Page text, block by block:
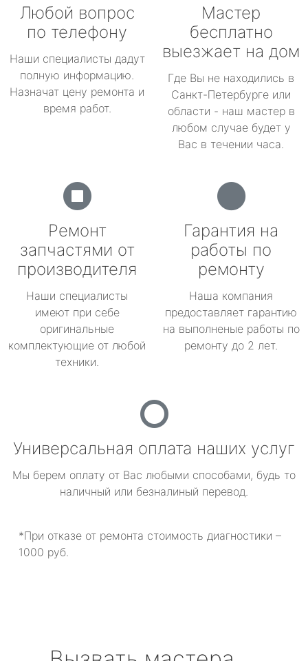
Любой вопрос
по телефону
Наши специалисты дадут
полную информацию.
Назначат цену ремонта и
время работ.
Мастер
бесплатно
выезжает на дом
Где Вы не находились в
Санкт-Петербурге или
области - наш мастер в
любом случае будет у
Вас в течении часа.
Ремонт
запчастями от
производителя
Наши специалисты
имеют при себе
оригинальные
комплектующие от любой
техники.
Гарантия на
работы по
ремонту
Наша компания
предоставляет гарантию
на выполненые работы по
ремонту до 2 лет.
Универсальная оплата наших услуг
Мы берем оплату от Вас любыми способами, будь то
наличный или безналиный перевод.
*При отказе от ремонта стоимость диагностики –
1000 руб.